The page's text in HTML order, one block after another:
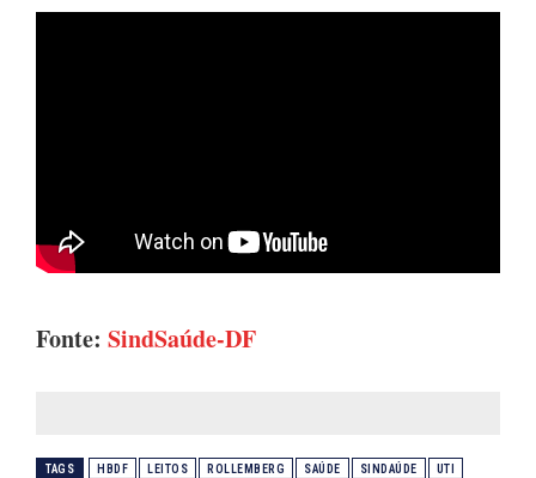
Fonte: SindSaúde-DF
TAGS HBDF LEITOS ROLLEMBERG SAÚDE SINDAÚDE UTI